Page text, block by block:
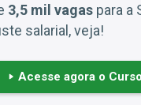
3,5 mil vagas para a
salarial, veja!
Acesse agora o